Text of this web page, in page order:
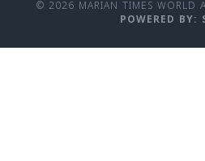
© 2026 MARIAN TIMES WORLD
POWERED BY: